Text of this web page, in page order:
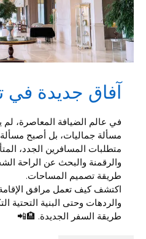
آفاق جديدة في
في عالم الضيافة المعاصرة، لم
مسألة جماليات، بل أصبح
والرقمنة والبحث عن الراحة
طريقة تصميم المساحات.
اكتشف كيف تعمل مرافق
والردهات وحتى البنية التحتية
طريقة السفر الجديدة. 🏨📲